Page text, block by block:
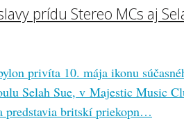
prídu Stereo MCs aj
privíta 10. mája ikonu
Selah Sue, v Majestic Music
predstavia britskí priekopn…